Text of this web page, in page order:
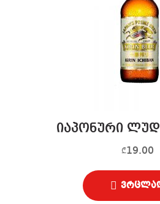
იაპონური
₾19.00